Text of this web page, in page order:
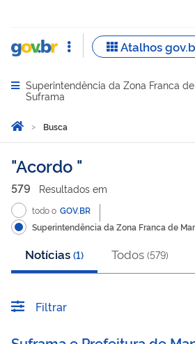
Abrir menu principal de navegação
Superintendência da Zona Franca
Suframa
Você está aqui:
Página Inicial
Busca
Busca
Acordo
579 Resultados em
todo o GOV.BR
Superintendência da Zona Franca de
Notícias (1) Todos (579)
Filtrar